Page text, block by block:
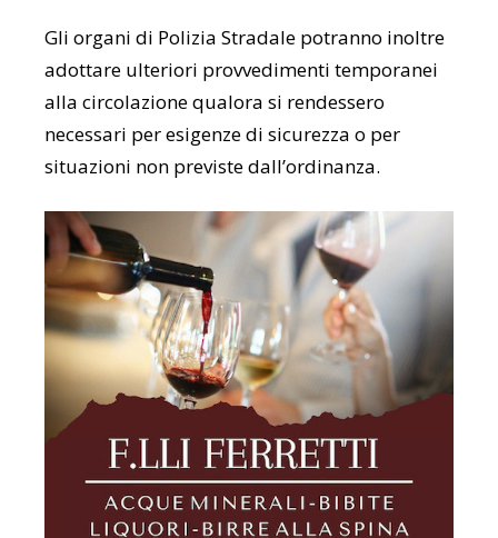
Gli organi di Polizia Stradale potranno inoltre
adottare ulteriori provvedimenti temporanei
alla circolazione qualora si rendessero
necessari per esigenze di sicurezza o per
situazioni non previste dall’ordinanza.